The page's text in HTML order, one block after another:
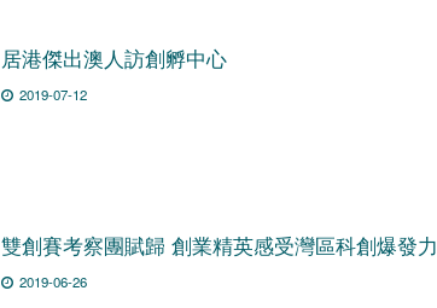
居港傑出澳人訪創孵中心
2019-07-12
雙創賽考察團賦歸 創業精英感受灣區科創爆發力
2019-06-26